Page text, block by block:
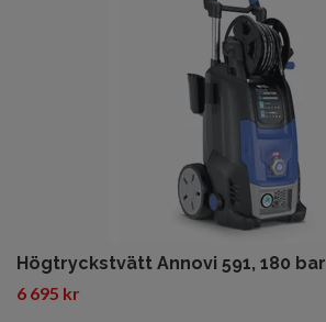
Högtryckstvätt Annovi 591, 180 bar
6 695 kr